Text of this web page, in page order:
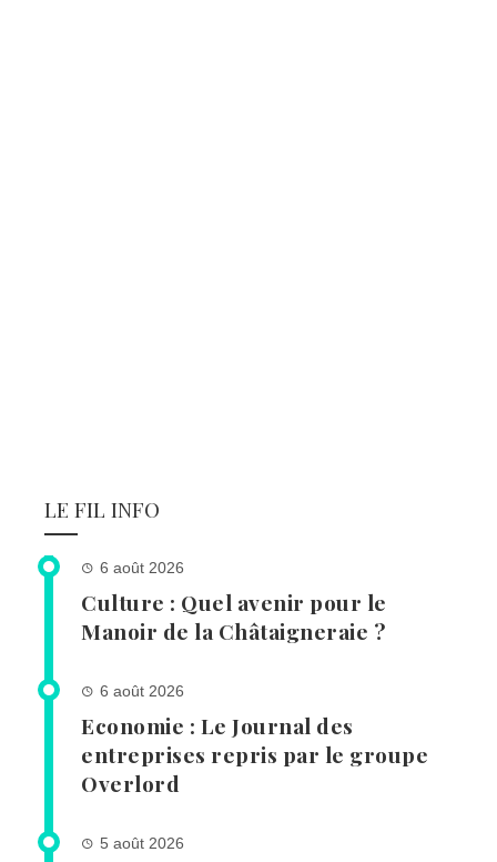
LE FIL INFO
6 août 2026
Culture : Quel avenir pour le
Manoir de la Châtaigneraie ?
6 août 2026
Economie : Le Journal des
entreprises repris par le groupe
Overlord
5 août 2026